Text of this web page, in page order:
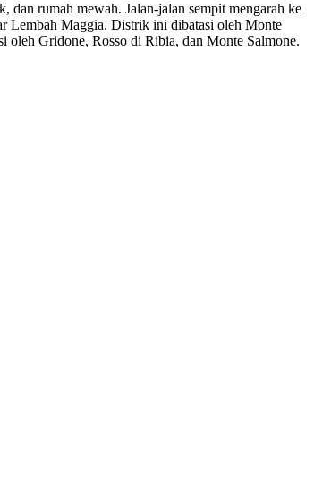
rumah mewah. Jalan-jalan sempit mengarah ke
Lembah Maggia. Distrik ini dibatasi oleh Monte
oleh Gridone, Rosso di Ribia, dan Monte Salmone.